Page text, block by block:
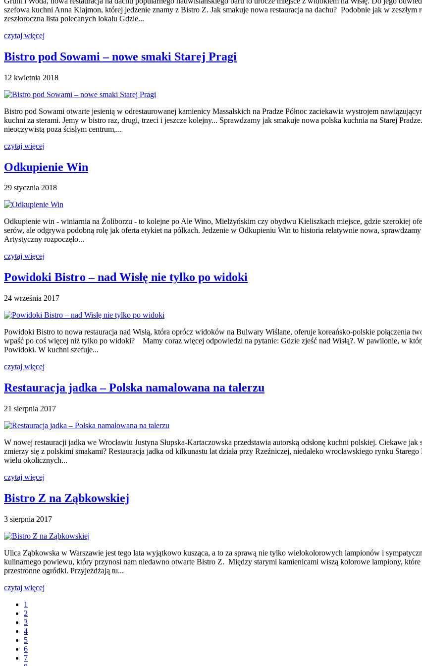
szefowa kuchni Anna Klajmon, której jedzenie znamy z Bistro Z. Jak smakuje nowa restauracja na dachu? Podobnie jak w
zeszłoroczna lista polecanych lokalu Gdzie...
czytaj więcej
Bistro pod Sowami – nowe smaki Starej Pragi
12 kwietnia 2018
Bistro pod Sowami otwarte jesienią w odrestaurowanej kamienicy Massalskich na Pradze Północ zaciekawia wystrojem
kuchni za sterami. Jemy w bistro raz, drugi, trzeci i jeszcze kolejny... Sprawdzamy jak smakuje nowa polska kuchnia na Starej
nieoczywistą poza ścisłym centrum,...
czytaj więcej
Odkupienie Win
29 stycznia 2018
Odkupienie win - winiarnia na Żoliborzu - to kolejne po Ale Wino, Mielżyńskim czy obydwu Kieliszkach miejsce, gdzie szerokiej
serów, ale odgrywa podobną rolę jak oferta etykiet na półkach. Jedzenie w Odkupieniu Win to historia relatywnie nowa,
Artystyczny rozpoczęło...
czytaj więcej
Powidoki Bistro – nad Wisłę nie tylko po widoki
24 września 2017
Powidoki Bistro to nowa restauracja nad Wisłą, która oprócz widoków na Bulwary Wiślane, oferuje koreańsko-polskie połączenia
wpaść po coś więcej niż tylko po widoki? Mamy coraz więcej odpowiedzi na pytanie: Gdzie zjeść nad Wisłą?. W pawilonie, w
Powidoki. W kuchni szefuje...
czytaj więcej
Restauracja jadka – Polska namalowana na talerzu
21 sierpnia 2017
W nowej restauracji jadka we Wrocławiu Justyna Słupska-Kartaczowska przedstawia autorską odsłonę kuchni polskiej. Ciekawe
zmierzy się z polskimi smakami? Restauracja jadka od kilkunastu lat działa przy Rzeźniczej, niedaleko wrocławskiego rynku
wielu okolicznych...
czytaj więcej
Bistro Z na Ząbkowskiej
3 sierpnia 2017
Ulica Ząbkowska w Warszawie jest tego lata wyjątkowo kusząca, a to za sprawą nie tylko wielokolorowych lampionów i
kulinarnego powiewu, który przynosi nam niedawno otwarte Bistro Z. Między starymi kamienicami wiszą kolorowe lampiony,
przestronne ogródki. Przyjeżdżają tu...
czytaj więcej
1
2
3
4
5
6
7